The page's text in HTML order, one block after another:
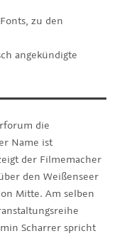
zu den
angekündigte
die
Name ist
der Filmemacher
den Weißenseer
Mitte. Am selben
Scharrer spricht